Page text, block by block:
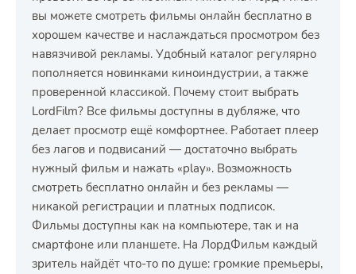
вы можете смотреть фильмы онлайн бесплатно в
хорошем качестве и наслаждаться просмотром без
навязчивой рекламы. Удобный каталог регулярно
пополняется новинками киноиндустрии, а также
проверенной классикой. Почему стоит выбрать
LordFilm? Все фильмы доступны в дубляже, что
делает просмотр ещё комфортнее. Работает плеер
без лагов и подвисаний — достаточно выбрать
нужный фильм и нажать «play». Возможность
смотреть бесплатно онлайн и без рекламы —
никакой регистрации и платных подписок.
Фильмы доступны как на компьютере, так и на
смартфоне или планшете. На ЛордФильм каждый
зритель найдёт что-то по душе: громкие премьеры,